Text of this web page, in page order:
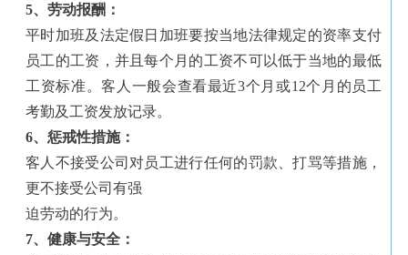
5、劳动报酬：
平时加班及法定假日加班要按当地法律规定的资率支付
员工的工资，并且每个月的工资不可以低于当地的最低
工资标准。客人一般会查看最近3个月或12个月的员工
考勤及工资发放记录。
6、惩戒性措施：
客人不接受公司对员工进行任何的罚款、打骂等措施，
更不接受公司有强
迫劳动的行为。
7、健康与安全：